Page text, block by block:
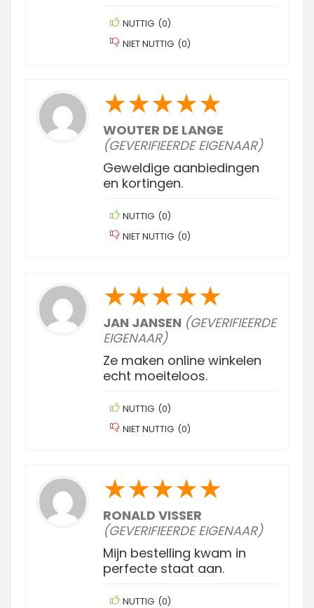
NUTTIG (0)
NIET NUTTIG (0)
★★★★★
WOUTER DE LANGE
(GEVERIFIEERDE EIGENAAR)
Geweldige aanbiedingen
en kortingen.
NUTTIG (0)
NIET NUTTIG (0)
★★★★★
JAN JANSEN (GEVERIFIEERDE
EIGENAAR)
Ze maken online winkelen
echt moeiteloos.
NUTTIG (0)
NIET NUTTIG (0)
★★★★★
RONALD VISSER
(GEVERIFIEERDE EIGENAAR)
Mijn bestelling kwam in
perfecte staat aan.
NUTTIG (0)